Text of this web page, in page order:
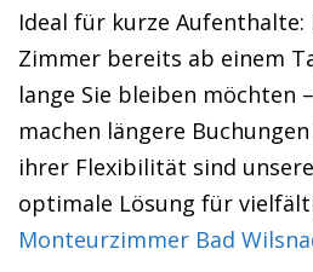
Ideal für kurze Aufenthalte:
Zimmer bereits ab einem
lange Sie bleiben möchten
machen längere
ihrer Flexibilität sind
optimale Lösung für
Monteurzimmer Bad